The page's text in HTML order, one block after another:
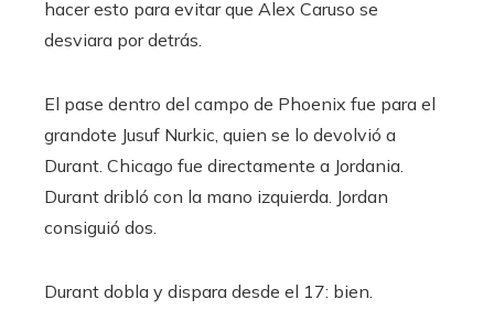
hacer esto para evitar que Alex Caruso se
desviara por detrás.
El pase dentro del campo de Phoenix fue para el
grandote Jusuf Nurkic, quien se lo devolvió a
Durant. Chicago fue directamente a Jordania.
Durant dribló con la mano izquierda. Jordan
consiguió dos.
Durant dobla y dispara desde el 17: bien.